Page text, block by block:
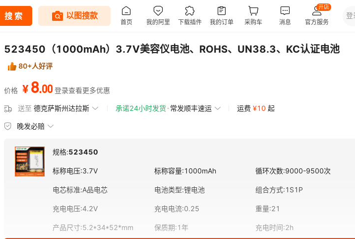
523450（1000mAh）3.7V美容仪电池、ROHS、UN38.3、KC认证电池
80+人好评
价格 ¥ 8.00 登录查看更多优惠
送至 德克萨斯州达拉斯 承诺24小时发货 常发顺丰速运 运费 ¥10 起
晚发必赔
规格:523450
标称电压:3.7V 标称容量:1000mAh 循环次数:9000-9500次
电芯标准:A品电芯 电池类型:锂电池 组合方式:1S1P
充电电压:4.2V 充电电流:0.25 重量:21
产品尺寸:5.2*34*52*mm 保质期:1年 充电时间:2h